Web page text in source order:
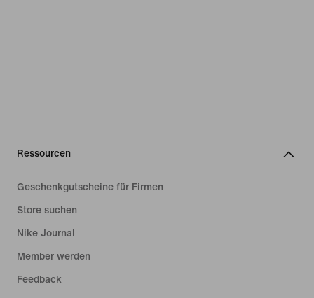
Ressourcen
Geschenkgutscheine für Firmen
Store suchen
Nike Journal
Member werden
Feedback